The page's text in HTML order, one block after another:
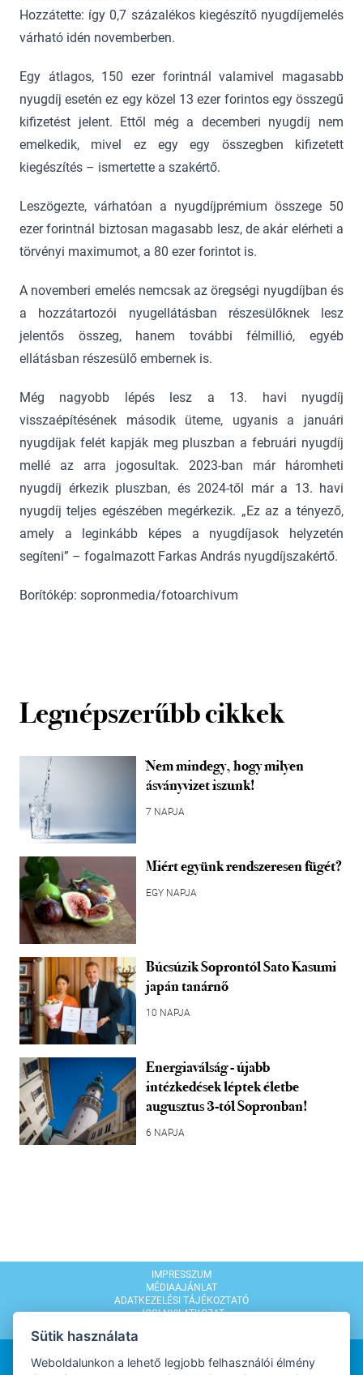
Hozzátette: így 0,7 százalékos kiegészítő nyugdíjemelés
várható idén novemberben.
Egy átlagos, 150 ezer forintnál valamivel magasabb
nyugdíj esetén ez egy közel 13 ezer forintos egy összegű
kifizetést jelent. Ettől még a decemberi nyugdíj nem
emelkedik, mivel ez egy egy összegben kifizetett
kiegészítés – ismertette a szakértő.
Leszögezte, várhatóan a nyugdíjprémium összege 50
ezer forintnál biztosan magasabb lesz, de akár elérheti a
törvényi maximumot, a 80 ezer forintot is.
A novemberi emelés nemcsak az öregségi nyugdíjban és
a hozzátartozói nyugellátásban részesülőknek lesz
jelentős összeg, hanem további félmillió, egyéb
ellátásban részesülő embernek is.
Még nagyobb lépés lesz a 13. havi nyugdíj
visszaépítésének második üteme, ugyanis a januári
nyugdíjak felét kapják meg pluszban a februári nyugdíj
mellé az arra jogosultak. 2023-ban már háromheti
nyugdíj érkezik pluszban, és 2024-től már a 13. havi
nyugdíj teljes egészében megérkezik. „Ez az a tényező,
amely a leginkább képes a nyugdíjasok helyzetén
segíteni” – fogalmazott Farkas András nyugdíjszakértő.
Borítókép: sopronmedia/fotoarchivum
Legnépszerűbb cikkek
Nem mindegy, hogy milyen
ásványvizet iszunk!
7 NAPJA
Miért együnk rendszeresen fügét?
EGY NAPJA
Búcsúzik Soprontól Sato Kasumi
japán tanárnő
10 NAPJA
Energiaválság - újabb
intézkedések léptek életbe
augusztus 3-tól Sopronban!
6 NAPJA
IMPRESSZUM
MÉDIAAJÁNLAT
ADATKEZELÉSI TÁJÉKOZTATÓ
JOGI NYILATKOZAT
Sütik használata
Weboldalunkon a lehető legjobb felhasználói élmény